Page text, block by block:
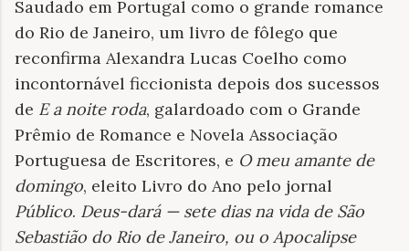
Saudado em Portugal como o grande romance
do Rio de Janeiro, um livro de fôlego que
reconfirma Alexandra Lucas Coelho como
incontornável ficcionista depois dos sucessos
de E a noite roda, galardoado com o Grande
Prêmio de Romance e Novela Associação
Portuguesa de Escritores, e O meu amante de
domingo, eleito Livro do Ano pelo jornal
Público. Deus-dará — sete dias na vida de São
Sebastião do Rio de Janeiro, ou o Apocalipse